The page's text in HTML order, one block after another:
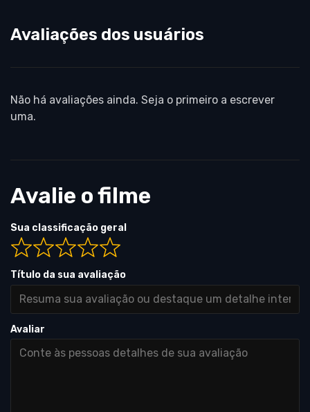
Avaliações dos usuários
Não há avaliações ainda. Seja o primeiro a escrever
uma.
Avalie o filme
Sua classificação geral
Título da sua avaliação
Avaliar